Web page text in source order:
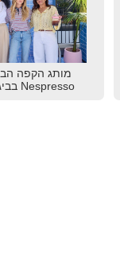
מותג הקפה
Nespresso בביג גלילות